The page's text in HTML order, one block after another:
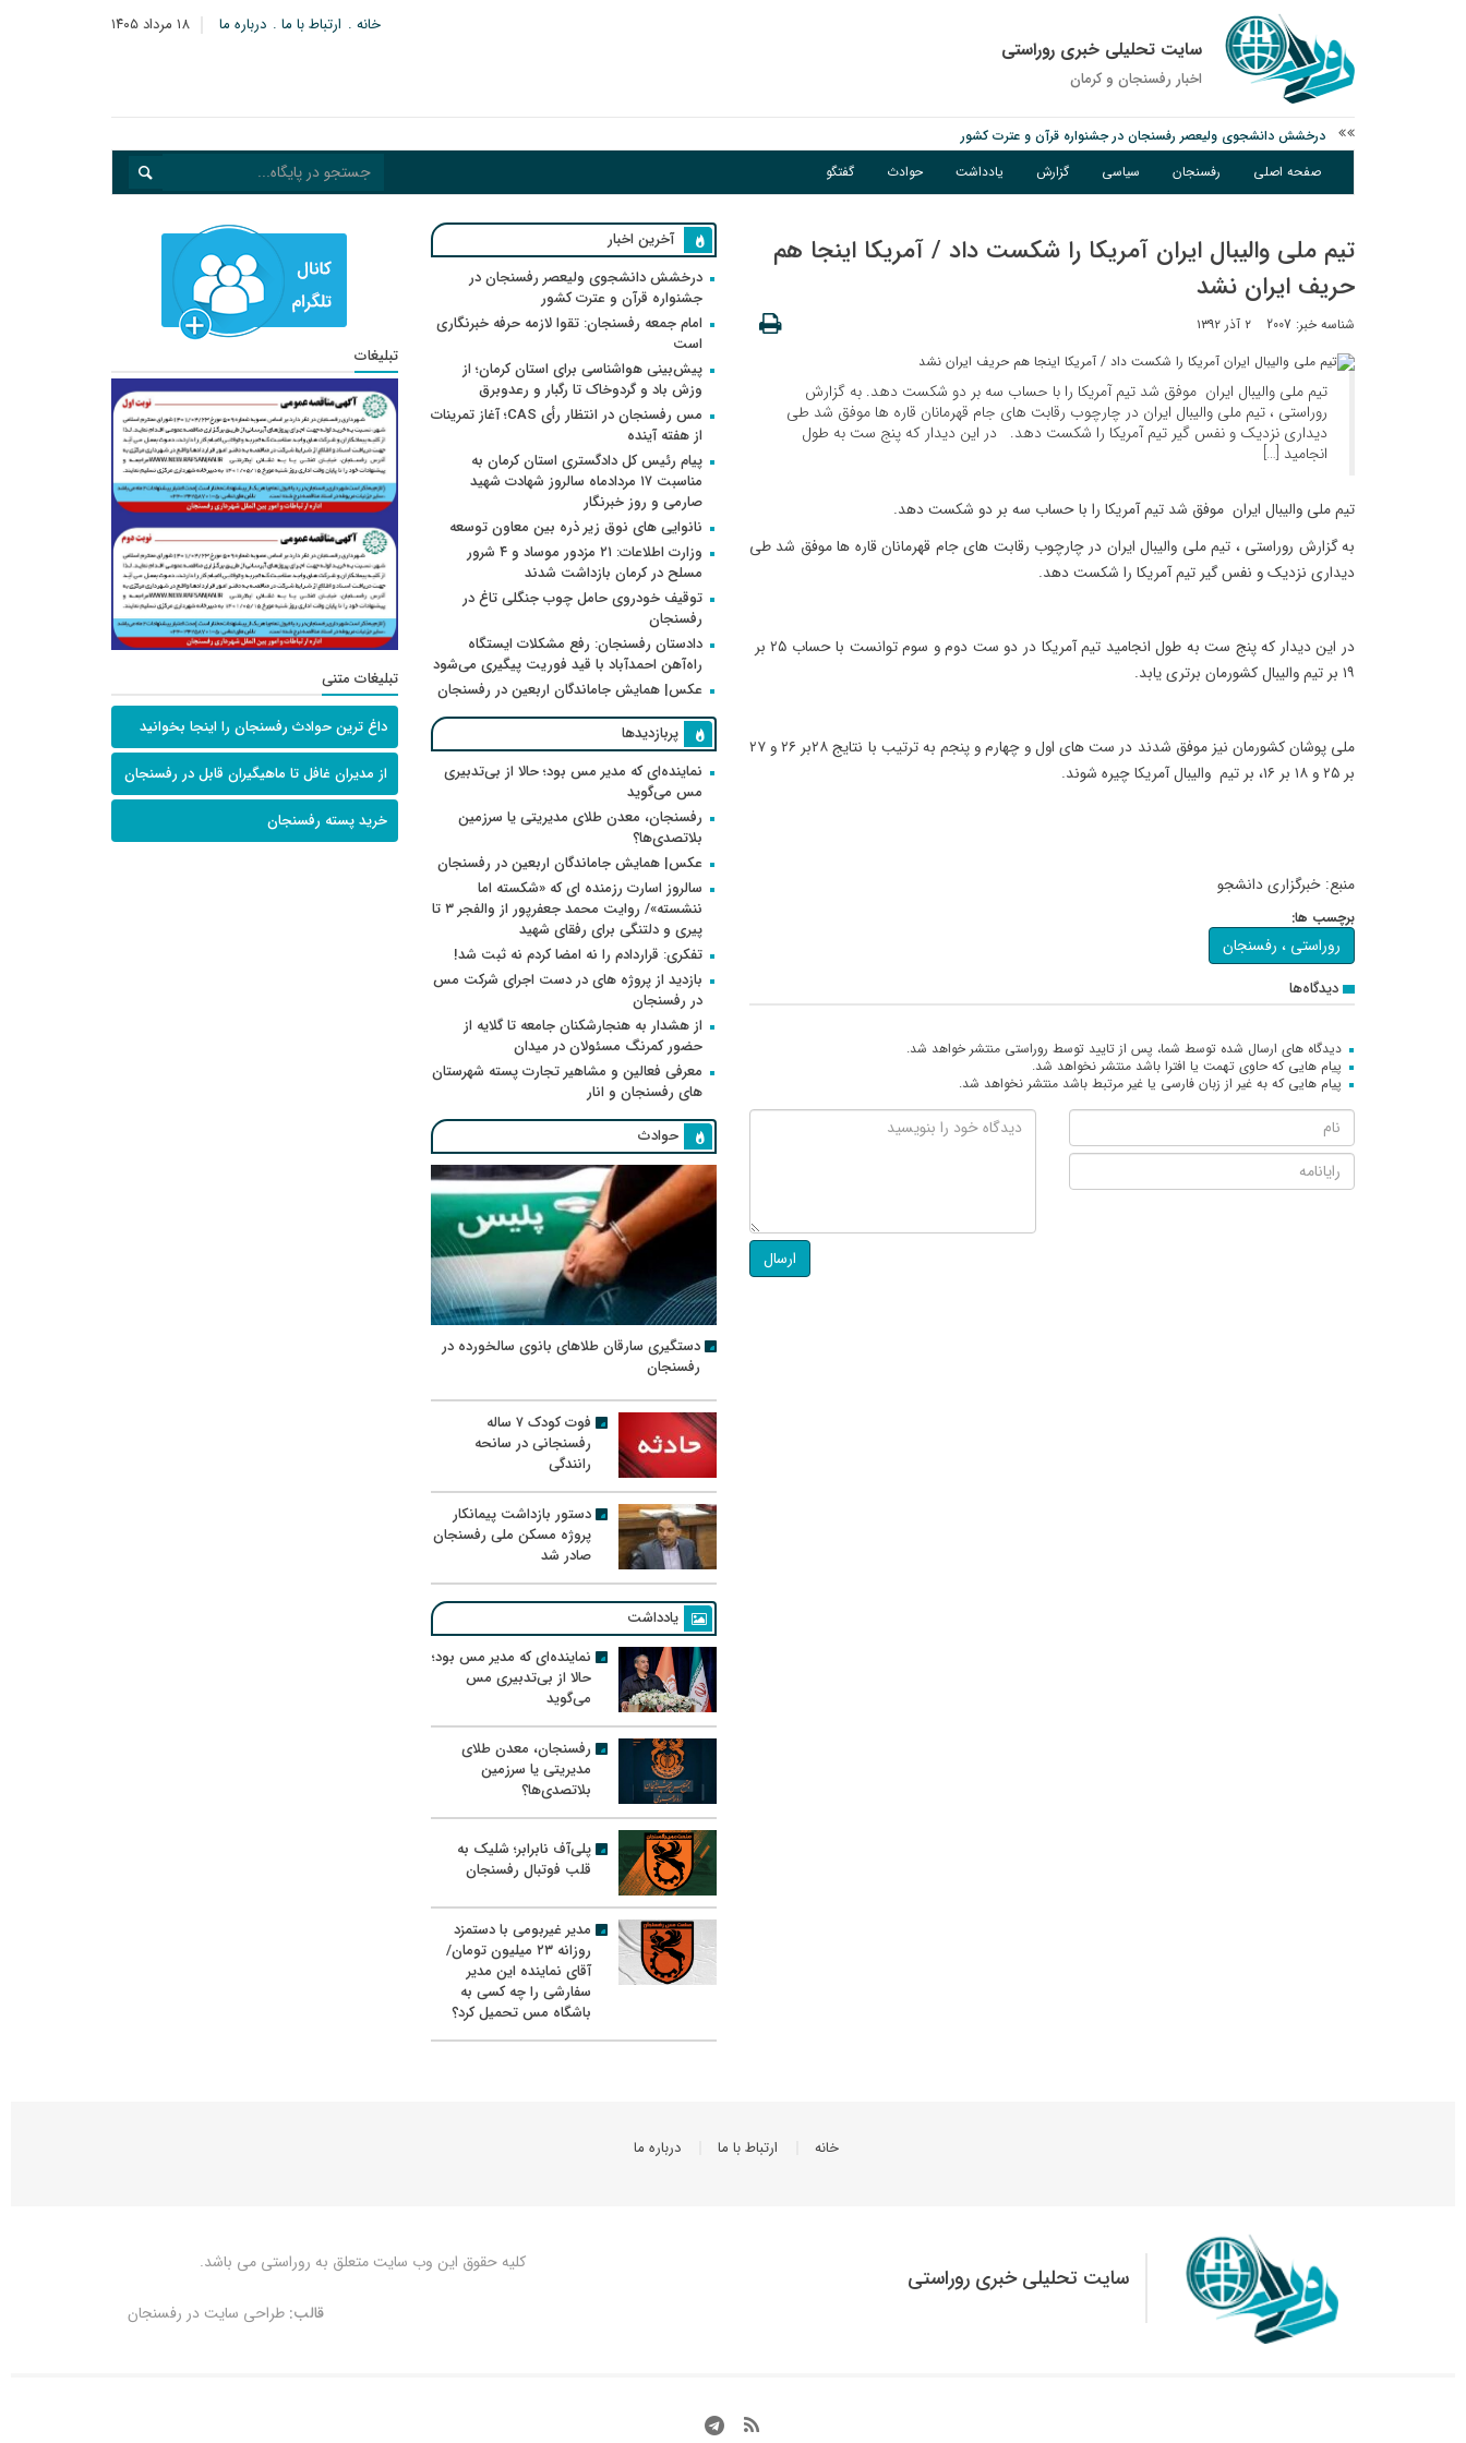
۱۸ مرداد ۱۴۰۵ خانه ارتباط با ما درباره ما
سایت تحلیلی خبری روراستی
اخبار رفسنجان و كرمان
درخشش دانشجوی ولیعصر رفسنجان در جشنواره قرآن و عترت کشور
امام جمعه رفسنجان: تقوا لازمه حرفه خبرنگاری است
پیش‌بینی هواشناسی برای استان کرمان؛ از وزش باد و گردوخاک تا رگبار و رعدوبرق
صفحه اصلی رفسنجان سیاسی گزارش یادداشت حوادث گفتگو
تیم ملی والیبال ایران آمریکا را شکست داد / آمریکا اینجا هم
حریف ایران نشد
شناسه خبر: 2007 ۲ آذر ۱۳۹۲
تیم ملی والیبال ایران موفق شد تیم آمریکا را با حساب سه بر دو شکست دهد. به گزارش
روراستی ، تیم ملی والیبال ایران در چارچوب رقابت های جام قهرمانان قاره ها موفق شد طی
دیداری نزدیک و نفس گیر تیم آمریکا را شکست دهد. در این دیدار که پنج ست به طول
انجامید […]
تیم ملی والیبال ایران موفق شد تیم آمریکا را با حساب سه بر دو شکست دهد.
به گزارش روراستی ، تیم ملی والیبال ایران در چارچوب رقابت های جام قهرمانان قاره ها موفق شد طی
دیداری نزدیک و نفس گیر تیم آمریکا را شکست دهد.
در این دیدار که پنج ست به طول انجامید تیم آمریکا در دو ست دوم و سوم توانست با حساب ۲۵ بر
۱۹ بر تیم والیبال کشورمان برتری یابد.
ملی پوشان کشورمان نیز موفق شدند در ست های اول و چهارم و پنجم به ترتیب با نتایج ۲۸بر ۲۶ و ۲۷
بر ۲۵ و ۱۸ بر ۱۶، بر تیم والیبال آمریکا چیره شوند.
منبع: خبرگزاری دانشجو
برچسب ها:
روراستی ، رفسنجان
دیدگاه‌ها
دیدگاه های ارسال شده توسط شما، پس از تایید توسط روراستی منتشر خواهد شد.
پیام هایی که حاوی تهمت یا افترا باشد منتشر نخواهد شد.
پیام هایی که به غیر از زبان فارسی یا غیر مرتبط باشد منتشر نخواهد شد.
ارسال
آخرین اخبار
درخشش دانشجوی ولیعصر رفسنجان در
جشنواره قرآن و عترت کشور
امام جمعه رفسنجان: تقوا لازمه حرفه خبرنگاری
است
پیش‌بینی هواشناسی برای استان کرمان؛ از
وزش باد و گردوخاک تا رگبار و رعدوبرق
مس رفسنجان در انتظار رأی CAS؛ آغاز تمرینات
از هفته آینده
پیام رئیس کل دادگستری استان کرمان به
مناسبت ۱۷ مردادماه سالروز شهادت شهید
صارمی و روز خبرنگار
نانوایی های نوق زیر ذره بین معاون توسعه
وزارت اطلاعات: ۲۱ مزدور موساد و ۴ شرور
مسلح در کرمان بازداشت شدند
توقیف خودروی حامل چوب جنگلی تاغ در
رفسنجان
دادستان رفسنجان: رفع مشکلات ایستگاه
راه‌آهن احمدآباد با قید فوریت پیگیری می‌شود
عکس| همایش جاماندگان اربعین در رفسنجان
پربازدیدها
نماینده‌ای که مدیر مس بود؛ حالا از بی‌تدبیری
مس می‌گوید
رفسنجان، معدن طلای مدیریتی یا سرزمین
بلاتصدی‌ها؟
عکس| همایش جاماندگان اربعین در رفسنجان
سالروز اسارت رزمنده ای که «شکسته اما
ننشسته»/ روایت محمد جعفرپور از والفجر ۳ تا
پیری و دلتنگی برای رفقای شهید
تفکری: قراردادم را نه امضا کردم نه ثبت شد!
بازدید از پروژه های در دست اجرای شرکت مس
در رفسنجان
از هشدار به هنجارشکنان جامعه تا گلایه از
حضور کمرنگ مسئولان در میدان
معرفی فعالین و مشاهیر تجارت پسته شهرستان
های رفسنجان و انار
حوادث
دستگیری سارقان طلاهای بانوی سالخورده در
رفسنجان
فوت کودک ۷ ساله
رفسنجانی در سانحه
رانندگی
دستور بازداشت پیمانکار
پروژه مسکن ملی رفسنجان
صادر شد
یادداشت
نماینده‌ای که مدیر مس بود؛
حالا از بی‌تدبیری مس
می‌گوید
رفسنجان، معدن طلای
مدیریتی یا سرزمین
بلاتصدی‌ها؟
پلی‌آف نابرابر؛ شلیک به
قلب فوتبال رفسنجان
مدیر غیربومی با دستمزد
روزانه ۲۳ میلیون تومان/
آقای نماینده این مدیر
سفارشی را چه کسی به
باشگاه مس تحمیل کرد؟
تبلیغات
تبلیغات متنی
داغ ترین حوادث رفسنجان را اینجا بخوانید
از مدیران غافل تا ماهیگیران قابل در رفسنجان
خرید پسته رفسنجان
خانه ارتباط با ما درباره ما
سایت تحلیلی خبری روراستی
کلیه حقوق این وب سایت متعلق به روراستی می باشد.
قالب: طراحی سایت در رفسنجان